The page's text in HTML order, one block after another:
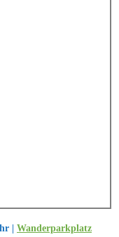
| Wanderparkplatz